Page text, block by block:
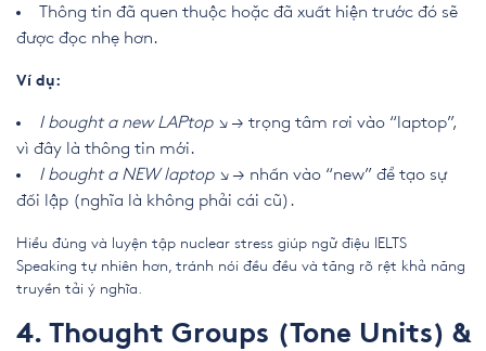
Thông tin đã quen thuộc hoặc đã xuất hiện trước đó sẽ
được đọc nhẹ hơn.
Ví dụ:
I bought a new LAPtop ↘→ trọng tâm rơi vào “laptop”,
vì đây là thông tin mới.
I bought a NEW laptop ↘→ nhấn vào “new” để tạo sự
đối lập (nghĩa là không phải cái cũ).
Hiểu đúng và luyện tập nuclear stress giúp ngữ điệu IELTS
Speaking tự nhiên hơn, tránh nói đều đều và tăng rõ rệt khả năng
truyền tải ý nghĩa.
4. Thought Groups (Tone Units) &